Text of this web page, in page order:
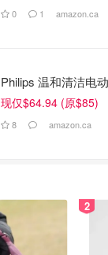
0 1 amazon.ca
Philips 温和清洁电
现仅$64.94 (原$85)
8 amazon.ca
2